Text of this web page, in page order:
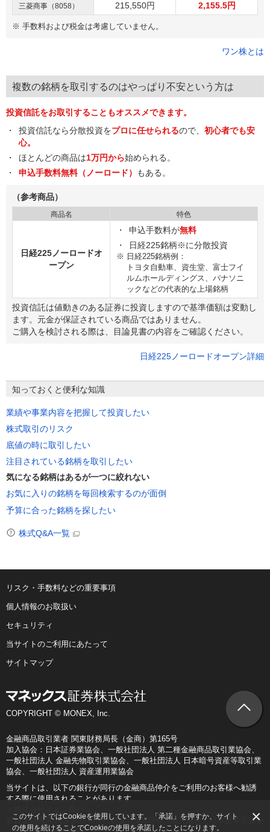
三菱商事（8058） 215,550円 2,155.5円
※ 手数料および税金は考慮していません。
ワン株とは
複数の銘柄を取引するのはやっぱり不安という方は
投資信託をお取引することもオススメできます。
投資信託なら分散投資をプロに任せられるので、 初心者でも安
心。
ほとんどの商品は1万円から始められる。
申込手数料無料（ノーロード）
もある。
（参考商品）
商品名 特色
日経225ノーロードオ
ープン
申込手数料が無料
日経225銘柄※に分散投資
※ 日経225銘柄例：
トヨタ自動車、資生堂、富士フイ
ルムホールディングス、パナソニ
ックなどの代表的な上場銘柄
投資信託は値動きのある証券に投資しますので基準価額は変動し
ます。元金が保証されている商品ではありません。
ご購入を検討される際は、目論見書の内容をご確認ください。
日経225ノーロードオープン詳細
知っておくと便利な知識
業績や事業内容を把握して投資したい
株式取引のリスク
底値の時に取引したい
注目されている銘柄を取引したい
気になる銘柄はあるが一つに絞れない
お気に入りの銘柄を毎回検索するのが面倒
予算に合った銘柄を探したい
株式Q&A一覧
リスク・手数料などの重要事項
個人情報のお取扱い
セキュリティ
当サイトのご利用にあたって
サイトマップ
COPYRIGHT © MONEX, Inc.
金融商品取引業者 関東財務局長（金商）第165号
加入協会：日本証券業協会、一般社団法人 第二種金融商品取引業協会、
一般社団法人 金融先物取引業協会、一般社団法人 日本暗号資産等取引業
協会、一般社団法人 資産運用業協会
当サイトは、以下の銀行が同行の金融商品仲介をご利用のお客様へ勧誘
する際に使用されることがあります。
登録金融機関 関東財務局長（登金）第633号 加入協会：日本証券業協会
このサイトではCookieを使用しています。「承諾」を押すか、サイト
の使用を続けることでCookieの使用を承諾したことになります。
×